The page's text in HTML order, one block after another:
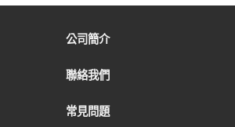
公司簡介
聯絡我們
常見問題